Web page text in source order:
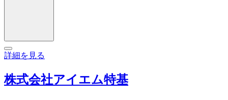
詳細を見る
株式会社アイエム特基